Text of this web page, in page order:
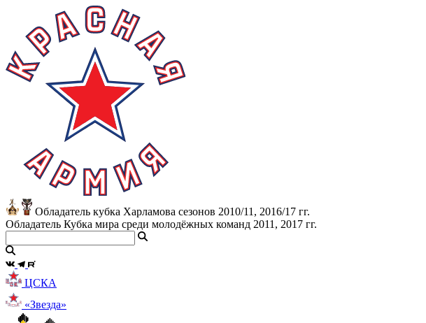
Обладатель кубка Харламова сезонов 2010/11, 2016/17 гг.
Обладатель Кубка мира среди молодёжных команд 2011, 2017 гг.
ЦСКА
«Звезда»